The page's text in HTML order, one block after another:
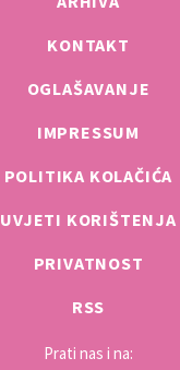
KONTAKT
OGLAŠAVANJE
IMPRESSUM
POLITIKA KOLAČIĆA
UVJETI KORIŠTENJA
PRIVATNOST
RSS
Prati nas i na: